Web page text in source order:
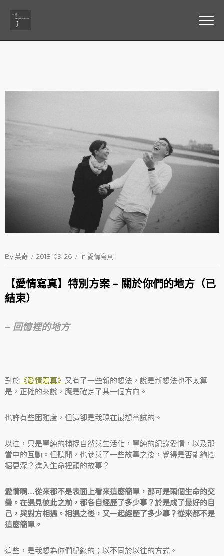
By英奇 2018-09-26 In 愛情寫真
【愛情寫真】特別方案 – 關於你們的地方（已
結束）
– 回憶裡的地方
對於 《愛情寫真》 又有了一些新的想法，說是新想法也不太算
是，正確的來說，應是確定了某一個方向。
也許有些困難度，但這卻是我現在最想嘗試的。
以往，只是單純的捕捉自然與生活化，單純的紀錄愛情，以及那
當中的互動。但聽聞，也參與了一些故事之後，覺得是否能夠挖
掘更深？進入生命裡頭的故事？
愛情啊…從來都不是表面上看來這麼簡單，那可是兩個生命的交
疊。在遇見彼此之前，都各自經歷了多少事？於是成了最好的自
己，與對方相遇。相遇之後，又一起經歷了多少事？從來都不是
這麼簡單。
這些，是我想為你們紀錄的；以不同於以往的方式。